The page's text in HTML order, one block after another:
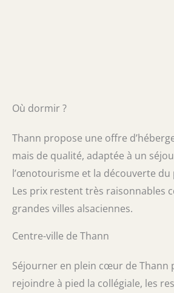
Où dormir ?
Thann propose une offre
mais de qualité, adaptée à un
l’œnotourisme et la découverte
Les prix restent très raisonnables
grandes villes alsaciennes.
Centre-ville de Thann
Séjourner en plein cœur de Thann
rejoindre à pied la collégiale, les